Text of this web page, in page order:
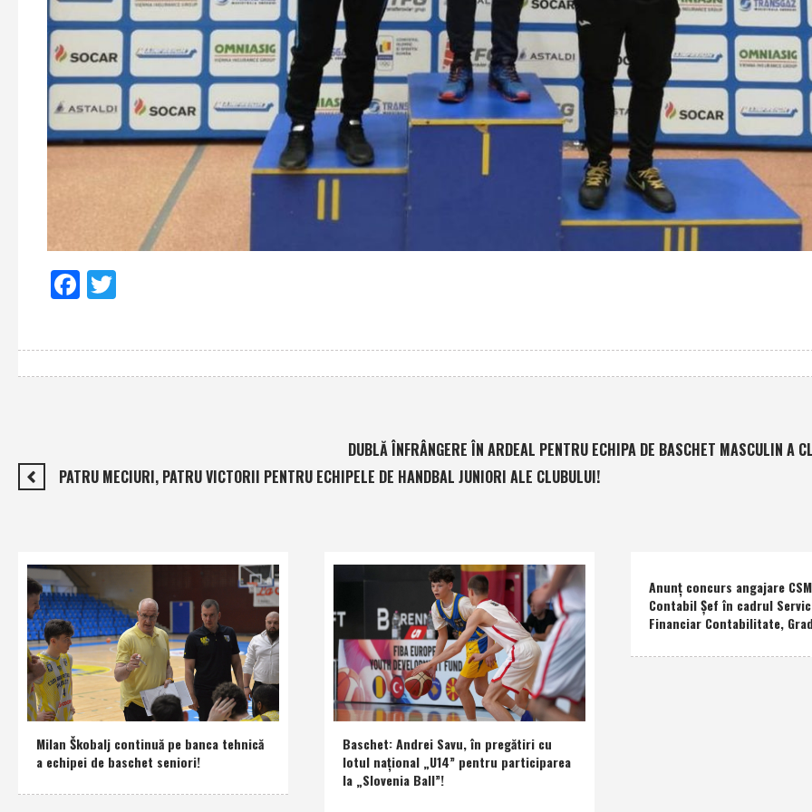
Facebook
DUBLĂ ÎNFRÂNGERE ÎN ARDEAL PENTRU ECHIPA DE BASCHET MASCULIN A
PATRU MECIURI, PATRU VICTORII PENTRU ECHIPELE DE HANDBAL JUNIORI ALE CLUBULUI!
Milan Škobalj continuă pe banca tehnică
a echipei de baschet seniori!
Baschet: Andrei Savu, în pregătiri cu
lotul naţional „U14” pentru participarea
la „Slovenia Ball”!
Anunţ concurs angajare
Contabil Şef în cadrul
Financiar Contabilitate,